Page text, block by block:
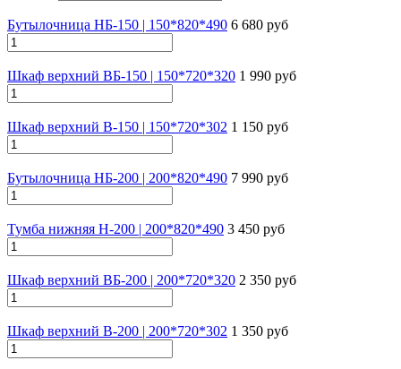
Бутылочница НБ-150 | 150*820*490 6 680 руб
Шкаф верхний ВБ-150 | 150*720*320 1 990 руб
Шкаф верхний В-150 | 150*720*302 1 150 руб
Бутылочница НБ-200 | 200*820*490 7 990 руб
Тумба нижняя Н-200 | 200*820*490 3 450 руб
Шкаф верхний ВБ-200 | 200*720*320 2 350 руб
Шкаф верхний В-200 | 200*720*302 1 350 руб